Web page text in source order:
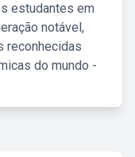
estudantes em
notável,
reconhecidas
do mundo -